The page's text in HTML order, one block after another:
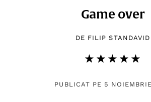
Game over
DE FILIP STANDAVID
★★★★★
☆☆☆☆☆
PUBLICAT PE 5